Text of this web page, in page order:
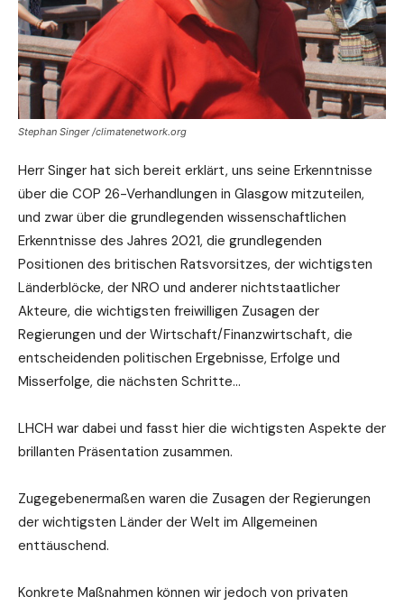
Stephan Singer /climatenetwork.org
Herr Singer hat sich bereit erklärt, uns seine Erkenntnisse
über die COP 26-Verhandlungen in Glasgow mitzuteilen,
und zwar über die grundlegenden wissenschaftlichen
Erkenntnisse des Jahres 2021, die grundlegenden
Positionen des britischen Ratsvorsitzes, der wichtigsten
Länderblöcke, der NRO und anderer nichtstaatlicher
Akteure, die wichtigsten freiwilligen Zusagen der
Regierungen und der Wirtschaft/Finanzwirtschaft, die
entscheidenden politischen Ergebnisse, Erfolge und
Misserfolge, die nächsten Schritte…
LHCH war dabei und fasst hier die wichtigsten Aspekte der
brillanten Präsentation zusammen.
Zugegebenermaßen waren die Zusagen der Regierungen
der wichtigsten Länder der Welt im Allgemeinen
enttäuschend.
Konkrete Maßnahmen können wir jedoch von privaten